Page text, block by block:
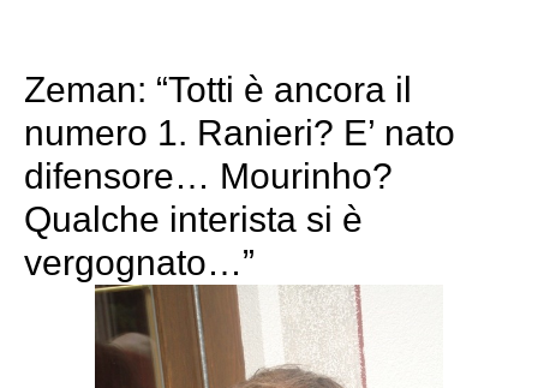
Zeman: “Totti è ancora il
numero 1. Ranieri? E’ nato
difensore… Mourinho?
Qualche interista si è
vergognato…”